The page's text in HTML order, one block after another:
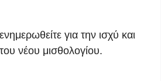
για την ισχύ και
νέου μισθολογίου.